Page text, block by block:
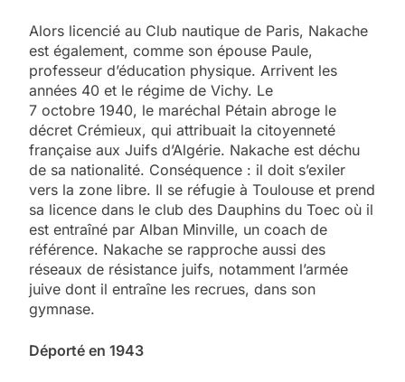
Alors licencié au Club nautique de Paris, Nakache
est également, comme son épouse Paule,
professeur d’éducation physique. Arrivent les
années 40 et le régime de Vichy. Le
7 octobre 1940, le maréchal Pétain abroge le
décret Crémieux, qui attribuait la citoyenneté
française aux Juifs d’Algérie. Nakache est déchu
de sa nationalité. Conséquence : il doit s’exiler
vers la zone libre. Il se réfugie à Toulouse et prend
sa licence dans le club des Dauphins du Toec où il
est entraîné par Alban Minville, un coach de
référence. Nakache se rapproche aussi des
réseaux de résistance juifs, notamment l’armée
juive dont il entraîne les recrues, dans son
gymnase.
Déporté en 1943